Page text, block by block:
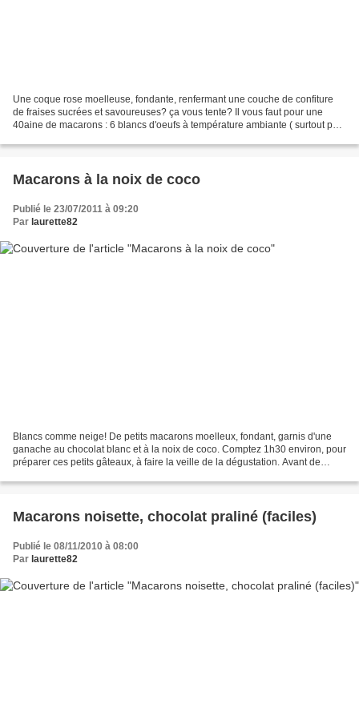
Une coque rose moelleuse, fondante, renfermant une couche de confiture
de fraises sucrées et savoureuses? ça vous tente? Il vous faut pour une
40aine de macarons : 6 blancs d'oeufs à température ambiante ( surtout pas
Macarons à la noix de coco
Publié le 23/07/2011 à 09:20
Par laurette82
Blancs comme neige! De petits macarons moelleux, fondant, garnis d'une
ganache au chocolat blanc et à la noix de coco. Comptez 1h30 environ, pour
préparer ces petits gâteaux, à faire la veille de la dégustation. Avant de
Macarons noisette, chocolat praliné (faciles)
Publié le 08/11/2010 à 08:00
Par laurette82